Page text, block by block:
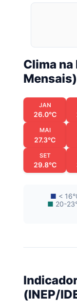
Clima
Mensais)
JAN
26.0°C
MAI
27.3°C
SET
29.8°C
■ <
■ 20-
(INEP/